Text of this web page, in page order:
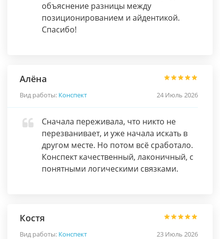
объяснение разницы между
позиционированием и айдентикой.
Спасибо!
Алёна
Вид работы: Конспект 24 Июль 2026
Сначала переживала, что никто не
перезванивает, и уже начала искать в
другом месте. Но потом всё сработало.
Конспект качественный, лаконичный, с
понятными логическими связками.
Костя
Вид работы: Конспект 23 Июль 2026